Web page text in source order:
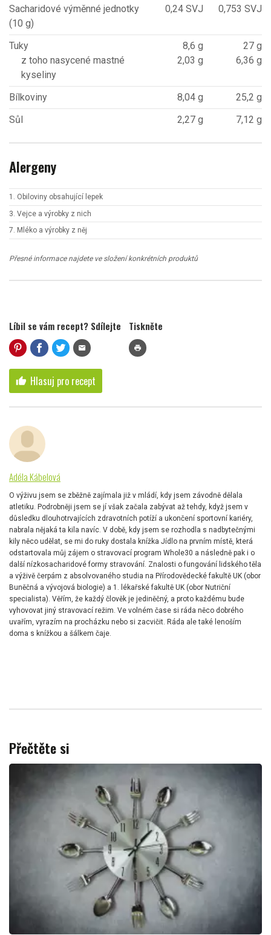
Sacharidové výměnné jednotky
(10 g)
0,24 SVJ 0,753 SVJ
Tuky
z toho nasycené mastné
kyseliny
8,6 g
2,03 g
27 g
6,36 g
Bílkoviny 8,04 g
25,2 g
Sůl
2,27 g 7,12 g
Alergeny
1. Obiloviny obsahující lepek
3. Vejce a výrobky z nich
7. Mléko a výrobky z něj
Přesné informace najdete ve složení konkrétních produktů
Líbil se vám recept? Sdílejte
mail
Tiskněte
print
thumb_up Hlasuj pro recept
Adéla Kábelová
O výživu jsem se zběžně zajímala již v mládí, kdy jsem závodně dělala
atletiku. Podrobněji jsem se jí však začala zabývat až tehdy, když jsem v
důsledku dlouhotrvajících zdravotních potíží a ukončení sportovní kariéry,
nabrala nějaká ta kila navíc. V době, kdy jsem se rozhodla s nadbytečnými
kily něco udělat, se mi do ruky dostala knížka Jídlo na prvním místě, která
odstartovala můj zájem o stravovací program Whole30 a následně pak i o
další nízkosacharidové formy stravování. Znalosti o fungování lidského těla
a výživě čerpám z absolvovaného studia na Přírodovědecké fakultě UK (obor
Buněčná a vývojová biologie) a 1. lékařské fakultě UK (obor Nutriční
specialista). Věřím, že každý člověk je jediněčný, a proto každému bude
vyhovovat jiný stravovací režim. Ve volném čase si ráda něco dobrého
uvařím, vyrazím na procházku nebo si zacvičit. Ráda ale také lenoším
doma s knížkou a šálkem čaje.
Přečtěte si